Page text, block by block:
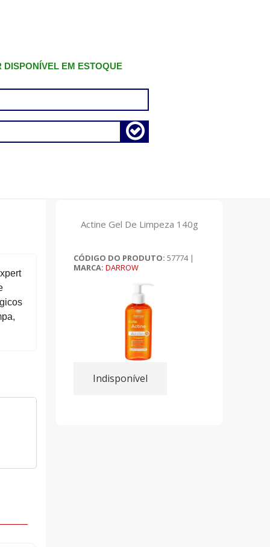
EM ESTOQUE
Actine Gel De Limpeza 140g
CÓDIGO DO PRODUTO: 57774 |
MARCA: DARROW
Indisponível